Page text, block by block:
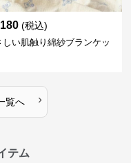
(税込)
しい肌触り綿紗ブランケッ
覧へ ›
テム